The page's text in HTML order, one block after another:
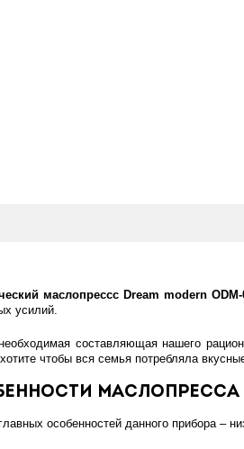
маслопрессс Dream modern ODM-
усилий.
составляющая нашего
чтобы вся семья потребляла
маслопресса
особенностей данного прибора –